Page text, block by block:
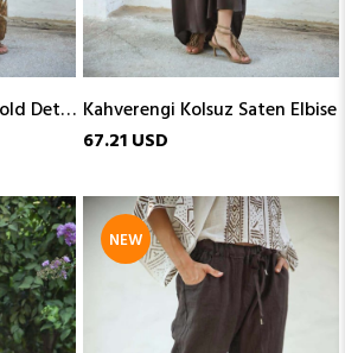
Vizon Rengi Desenli Gold Detaylı Kaftan Kahverengi Kolsuz Saten Elbise
67.21 USD
NEW